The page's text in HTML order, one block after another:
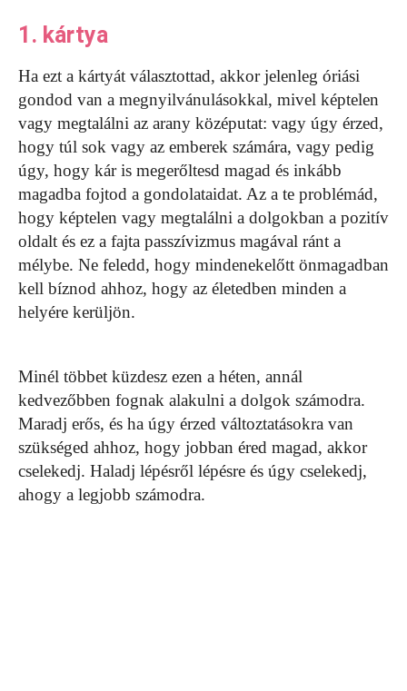
1. kártya
Ha ezt a kártyát választottad, akkor jelenleg óriási
gondod van a megnyilvánulásokkal, mivel képtelen
vagy megtalálni az arany középutat: vagy úgy érzed,
hogy túl sok vagy az emberek számára, vagy pedig
úgy, hogy kár is megerőltesd magad és inkább
magadba fojtod a gondolataidat. Az a te problémád,
hogy képtelen vagy megtalálni a dolgokban a pozitív
oldalt és ez a fajta passzívizmus magával ránt a
mélybe. Ne feledd, hogy mindenekelőtt önmagadban
kell bíznod ahhoz, hogy az életedben minden a
helyére kerüljön.
Minél többet küzdesz ezen a héten, annál
kedvezőbben fognak alakulni a dolgok számodra.
Maradj erős, és ha úgy érzed változtatásokra van
szükséged ahhoz, hogy jobban éred magad, akkor
cselekedj. Haladj lépésről lépésre és úgy cselekedj,
ahogy a legjobb számodra.